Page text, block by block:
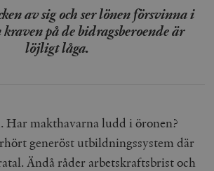
av sig och ser lönen försvinna i
på de bidragsberoende är
löjligt låga.
Har makthavarna ludd i öronen?
generöst utbildningssystem där
Ändå råder arbetskraftsbrist och